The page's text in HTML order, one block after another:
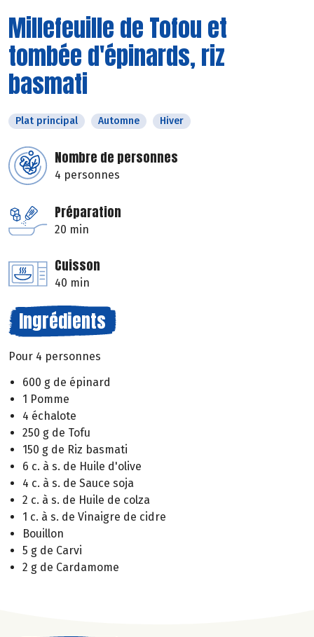
Millefeuille de Tofou et
tombée d'épinards, riz
basmati
Plat principal Automne Hiver
Nombre de personnes
4 personnes
Préparation
20 min
Cuisson
40 min
Ingrédients
Pour 4 personnes
600 g de épinard
1 Pomme
4 échalote
250 g de Tofu
150 g de Riz basmati
6 c. à s. de Huile d'olive
4 c. à s. de Sauce soja
2 c. à s. de Huile de colza
1 c. à s. de Vinaigre de cidre
Bouillon
5 g de Carvi
2 g de Cardamome